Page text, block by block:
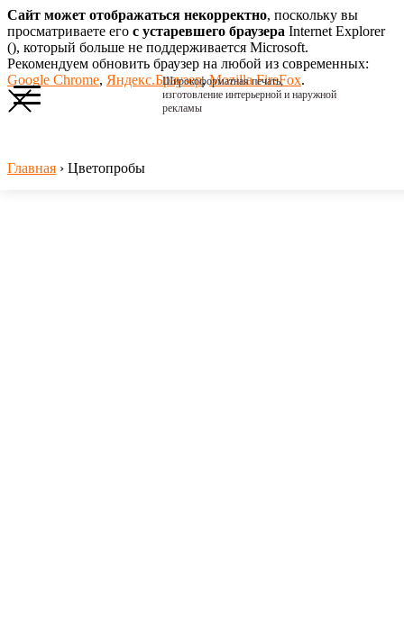
Сайт может отображаться некорректно, поскольку вы
просматриваете его с устаревшего браузера Internet Explorer
(), который больше не поддерживается Microsoft.
Рекомендуем обновить браузер на любой из современных:
Google Chrome, Яндекс.Браузер,Mozilla FireFox.
Широкоформатная печать,
изготовление интерьерной и наружной
рекламы
Главная › Цветопробы